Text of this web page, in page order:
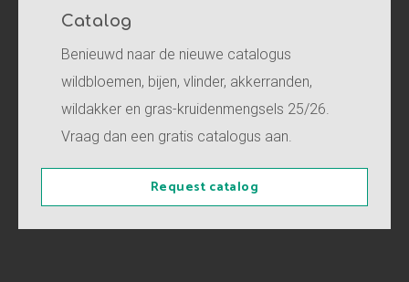
Catalog
Benieuwd naar de nieuwe catalogus
wildbloemen, bijen, vlinder, akkerranden,
wildakker en gras-kruidenmengsels 25/26.
Vraag dan een gratis catalogus aan.
Request catalog